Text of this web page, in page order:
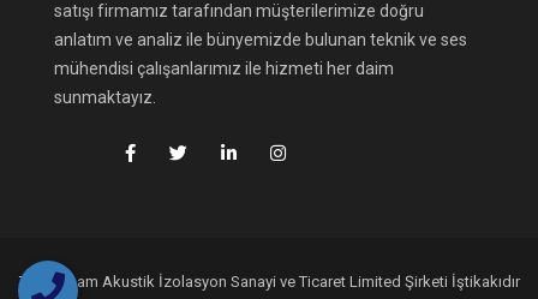
satışı firmamız tarafından müşterilerimize doğru
anlatım ve analiz ile bünyemizde bulunan teknik ve ses
mühendisi çalışanlarımız ile hizmeti her daim
sunmaktayız.
Teknofoam Akustik İzolasyon Sanayi ve Ticaret Limited Şirketi İştikakıdır